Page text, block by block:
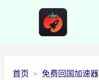
首页
免费回国加速器